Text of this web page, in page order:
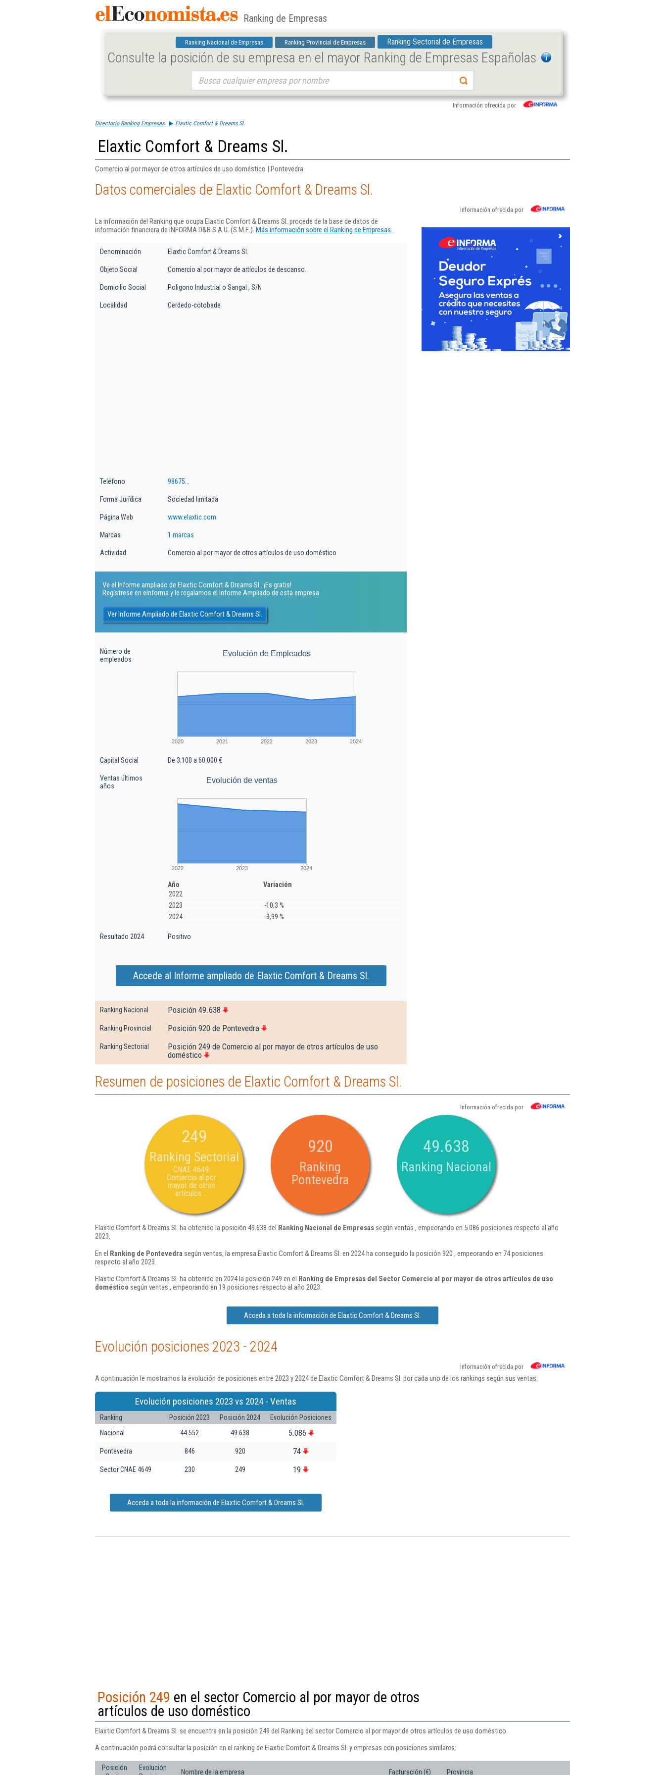
Ranking de Empresas
Ranking Nacional de Empresas Ranking Provincial de Empresas Ranking Sectorial de Empresas
Consulte la posición de su empresa en el mayor Ranking de Empresas Españolas
Información ofrecida por
Directorio Ranking Empresas Elaxtic Comfort & Dreams Sl.
Elaxtic Comfort & Dreams Sl.
Comercio al por mayor de otros artículos de uso doméstico | Pontevedra
Datos comerciales de Elaxtic Comfort & Dreams Sl.
Información ofrecida por
La información del Ranking que ocupa Elaxtic Comfort & Dreams Sl. procede de la base de datos de
información financiera de INFORMA D&B S.A.U. (S.M.E.). Más información sobre el Ranking de Empresas.
Denominación Elaxtic Comfort & Dreams Sl.
Objeto Social Comercio al por mayor de artículos de descanso.
Domicilio Social Poligono Industrial o Sangal , S/N
Localidad Cerdedo-cotobade
Teléfono 98675...
Forma Jurídica Sociedad limitada
Página Web www.elaxtic.com
Marcas 1 marcas
Actividad Comercio al por mayor de otros artículos de uso doméstico
Ve el Informe ampliado de Elaxtic Comfort & Dreams Sl.. ¡Es gratis!
Regístrese en eInforma y le regalamos el Informe Ampliado de esta empresa
Ver Informe Ampliado de Elaxtic Comfort & Dreams Sl.
Número de
empleados
Evolución de Empleados
2020 2021 2022 2023 2024
Capital Social De 3.100 a 60.000 €
Ventas últimos
años
Evolución de ventas
2022 2023 2024
Año
Variación
2022
2023
-10,3 %
2024
-3,99 %
Resultado 2024 Positivo
Accede al Informe ampliado de Elaxtic Comfort & Dreams Sl.
Ranking Nacional Posición 49.638
Ranking Provincial Posición 920 de Pontevedra
Ranking Sectorial
Posición 249 de Comercio al por mayor de otros artículos de uso
doméstico
Resumen de posiciones de Elaxtic Comfort & Dreams Sl.
Información ofrecida por
249
Ranking Sectorial
CNAE 4649:
Comercio al por
mayor de otros
artículos ...
920
Ranking
Pontevedra
49.638
Ranking Nacional
Elaxtic Comfort & Dreams Sl. ha obtenido la posición 49.638 del Ranking Nacional de Empresassegún ventas , empeorando en 5.086 posiciones respecto al año
2023.
En el Ranking de Pontevedra según ventas, la empresa Elaxtic Comfort & Dreams Sl. en 2024 ha conseguido la posición 920 , empeorando en 74 posiciones
respecto al año 2023.
Elaxtic Comfort & Dreams Sl. ha obtenido en 2024 la posición 249 en el Ranking de Empresas del Sector Comercio al por mayor de otros artículos de uso
doméstico según ventas , empeorando en 19 posiciones respecto al año 2023.
Acceda a toda la información de Elaxtic Comfort & Dreams Sl.
Evolución posiciones 2023 - 2024
Información ofrecida por
A continuación le mostramos la evolución de posiciones entre 2023 y 2024 de Elaxtic Comfort & Dreams Sl. por cada uno de los rankings según sus ventas:
Evolución posiciones 2023 vs 2024 - Ventas
Ranking Posición 2023 Posición 2024
Evolución Posiciones
Nacional
44.552 49.638 5.086
Pontevedra 846 920 74
Sector CNAE 4649 230 249 19
Acceda a toda la información de Elaxtic Comfort & Dreams Sl.
Posición 249 en el sector Comercio al por mayor de otros
artículos de uso doméstico
Elaxtic Comfort & Dreams Sl. se encuentra en la posición 249 del Ranking del sector Comercio al por mayor de otros artículos de uso doméstico.
A continuación podrá consultar la posición en el ranking de Elaxtic Comfort & Dreams Sl. y empresas con posiciones similares:
Posición
Evolución
Nombre de la empresa Facturación (€) Provincia